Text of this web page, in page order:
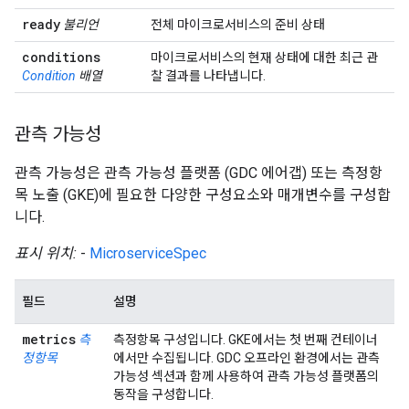
ready 불리언 전체 마이크로서비스의 준비 상태
conditions
Condition 배열
마이크로서비스의 현재 상태에 대한 최근 관
찰 결과를 나타냅니다.
관측 가능성
관측 가능성은 관측 가능성 플랫폼 (GDC 에어갭) 또는 측정항
목 노출 (GKE)에 필요한 다양한 구성요소와 매개변수를 구성합
니다.
표시 위치: - MicroserviceSpec
필드 설명
metrics 측
정항목
측정항목 구성입니다. GKE에서는 첫 번째 컨테이너
에서만 수집됩니다. GDC 오프라인 환경에서는 관측
가능성 섹션과 함께 사용하여 관측 가능성 플랫폼의
동작을 구성합니다.